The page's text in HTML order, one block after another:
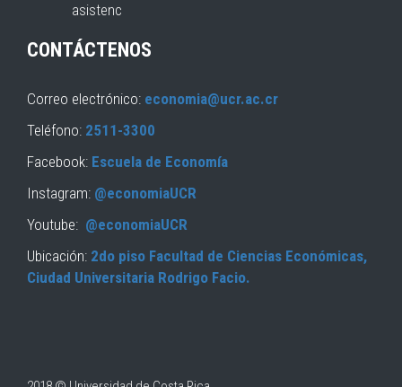
asistenc
CONTÁCTENOS
Correo electrónico: economia@ucr.ac.cr
Teléfono: 2511-3300
Facebook: Escuela de Economía
Instagram: @economiaUCR
Youtube: @economiaUCR
Ubicación: 2do piso Facultad de Ciencias Económicas,
Ciudad Universitaria Rodrigo Facio.